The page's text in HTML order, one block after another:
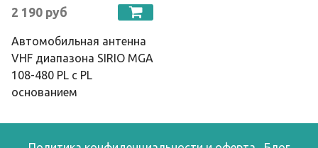
2 190 руб
Автомобильная антенна
VHF диапазона SIRIO MGA
108-480 PL с PL
основанием